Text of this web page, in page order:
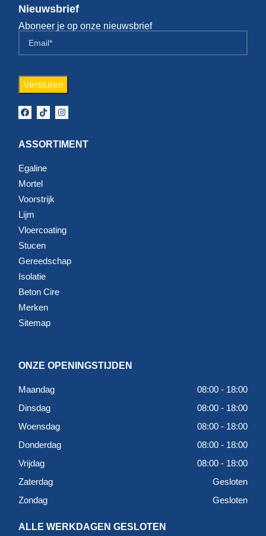
Nieuwsbrief
Aboneer je op onze nieuwsbrief
ASSORTIMENT
Egaline
Mortel
Voorstrijk
Lijm
Vloercoating
Stucen
Gereedschap
Isolatie
Beton Cire
Merken
Sitemap
ONZE OPENINGSTIJDEN
Maandag
08:00 - 18:00
Dinsdag
08:00 - 18:00
Woensdag
08:00 - 18:00
Donderdag
08:00 - 18:00
Vrijdag
08:00 - 18:00
Zaterdag
Gesloten
Zondag
Gesloten
ALLE WERKDAGEN GESLOTEN